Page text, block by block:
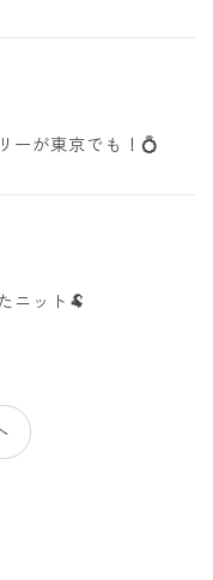
ーが東京でも！💍
ニット🐏